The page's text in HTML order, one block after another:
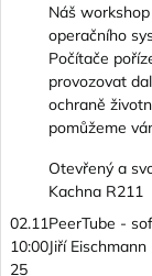
Náš
operačního
Počítače
provozovat
ochraně
pomůžeme
Otevřený a
Kachna R211
02.11
10:00
25
PeerTube -
Jiří Eischmann